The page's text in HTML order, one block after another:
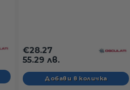
€28.27
55.29 лв.